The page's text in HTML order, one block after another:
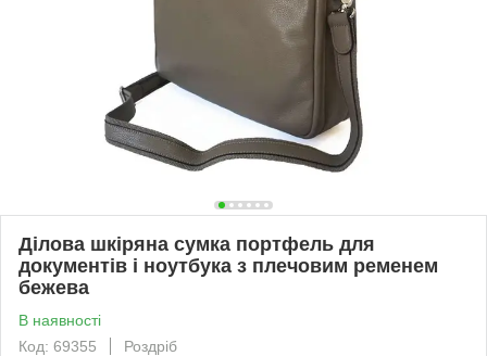
Ділова шкіряна сумка портфель для
документів і ноутбука з плечовим ременем
бежева
В наявності
Код: 69355
Роздріб